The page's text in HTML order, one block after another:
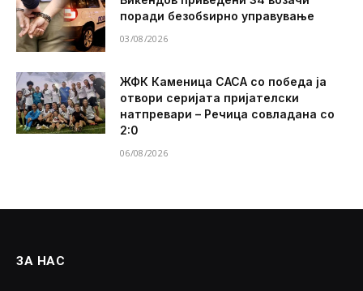
поради безобѕирно управување
03/08/2026
ЖФК Каменица САСА со победа ја
отвори серијата пријателски
натпревари – Речица совладана со
2:0
06/08/2026
ЗА НАС